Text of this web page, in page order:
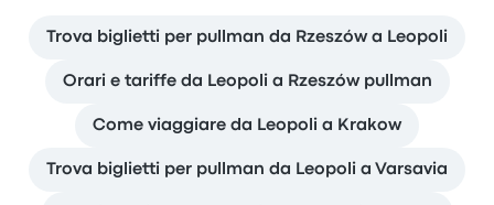
Trova biglietti per pullman da Rzeszów a Leopoli
Orari e tariffe da Leopoli a Rzeszów pullman
Come viaggiare da Leopoli a Krakow
Trova biglietti per pullman da Leopoli a Varsavia